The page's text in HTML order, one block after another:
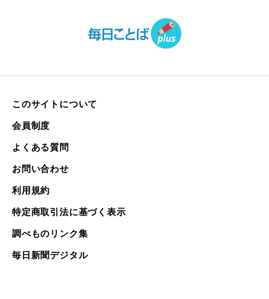
このサイトについて
会員制度
よくある質問
お問い合わせ
利用規約
特定商取引法に基づく表示
調べものリンク集
毎日新聞デジタル